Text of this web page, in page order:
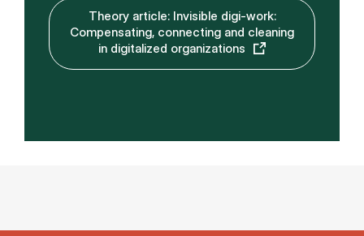
Theory article: Invisible digi-work:
Compensating, connecting and cleaning
in digitalized organizations